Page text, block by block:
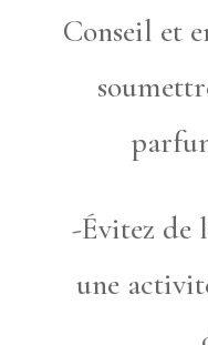
Conseil et
-Évitez de
une